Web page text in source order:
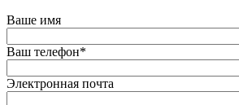
Ваше имя
Ваш телефон*
Электронная почта